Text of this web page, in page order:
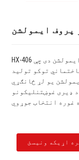
HX-406 د لوړ کیفیت سټیرین اکریلیټ کاپولیمر ایمولشن دی چې
توکو تولید
یو لړ ځانګړي
ډیری غوښتنلیکونو
اړیکه ونیسئ